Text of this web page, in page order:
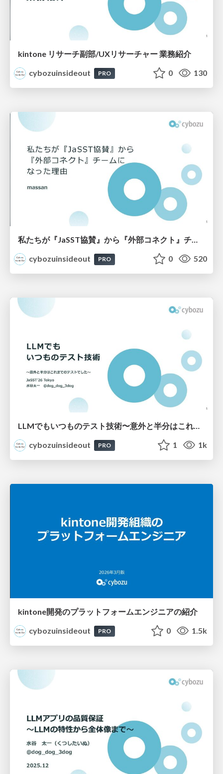
kintone リサーチ副部/UXリサーチャー 業務紹介
cybozuinsideout
PRO 0 130
私たちが『JaSST協賛』から『外部コネクト』チームになった理由
cybozuinsideout
PRO 0 520
LLMでもいつものテスト技術〜意外と半分はこれまでのテストでした〜
cybozuinsideout
PRO 1 1k
kintone開発のプラットフォームエンジニアの紹介
cybozuinsideout
PRO 0 1.5k